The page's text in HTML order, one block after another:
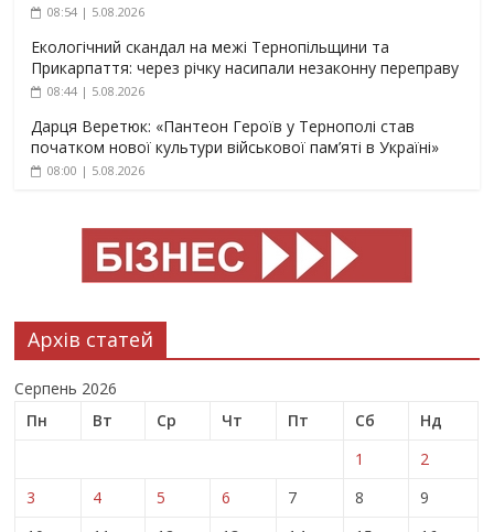
08:54 | 5.08.2026
Екологічний скандал на межі Тернопільщини та
Прикарпаття: через річку насипали незаконну переправу
08:44 | 5.08.2026
Дарця Веретюк: «Пантеон Героїв у Тернополі став
початком нової культури військової пам’яті в Україні»
08:00 | 5.08.2026
Архів статей
Серпень 2026
Пн
Вт Ср Чт Пт Сб
Нд
1
2
3
4 5 6 7 8
9